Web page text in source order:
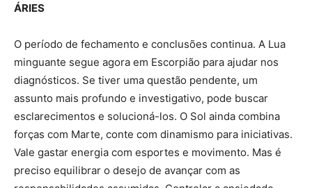
ÁRIES
O período de fechamento e conclusões continua. A Lua
minguante segue agora em Escorpião para ajudar nos
diagnósticos. Se tiver uma questão pendente, um
assunto mais profundo e investigativo, pode buscar
esclarecimentos e solucioná-los. O Sol ainda combina
forças com Marte, conte com dinamismo para iniciativas.
Vale gastar energia com esportes e movimento. Mas é
preciso equilibrar o desejo de avançar com as